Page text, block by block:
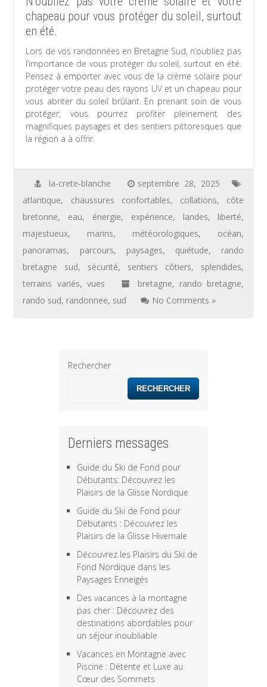
chapeau pour vous protéger du soleil, surtout
en été.
Lors de vos randonnées en Bretagne Sud, n’oubliez pas
l’importance de vous protéger du soleil, surtout en été.
Pensez à emporter avec vous de la crème solaire pour
protéger votre peau des rayons UV et un chapeau pour
vous abriter du soleil brûlant. En prenant soin de vous
protéger, vous pourrez profiter pleinement des
magnifiques paysages et des sentiers pittoresques que
la région a à offrir.
la-crete-blanche
septembre 28, 2025
atlantique, chaussures confortables, collations, côte
bretonne, eau, énergie, expérience, landes, liberté,
majestueux, marins, météorologiques, océan,
panoramas, parcours, paysages, quiétude, rando
bretagne sud, sécurité, sentiers côtiers, splendides,
terrains variés, vues bretagne, rando bretagne,
rando sud, randonnee, sud No Comments »
Rechercher
RECHERCHER
Derniers messages
Guide du Ski de Fond pour
Débutants: Découvrez les
Plaisirs de la Glisse Nordique
Guide du Ski de Fond pour
Débutants : Découvrez les
Plaisirs de la Glisse Hivernale
Découvrez les Plaisirs du Ski de
Fond Nordique dans les
Paysages Enneigés
Des vacances à la montagne
pas cher : Découvrez des
destinations abordables pour
un séjour inoubliable
Vacances en Montagne avec
Piscine : Détente et Luxe au
Cœur des Sommets